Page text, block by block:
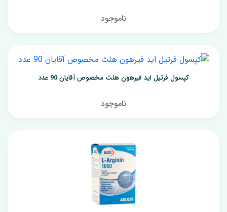
ناموجود
کپسول فرتیل اید فیرهون هلث مخصوص آقایان 90 عدد
ناموجود